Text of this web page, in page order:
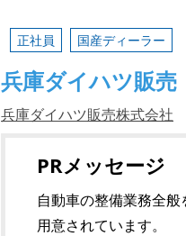
正社員 国産ディーラー
兵庫ダイハツ販
兵庫ダイハツ販売株式会社
PRメッセージ
自動車の整備業務全
用意されています。